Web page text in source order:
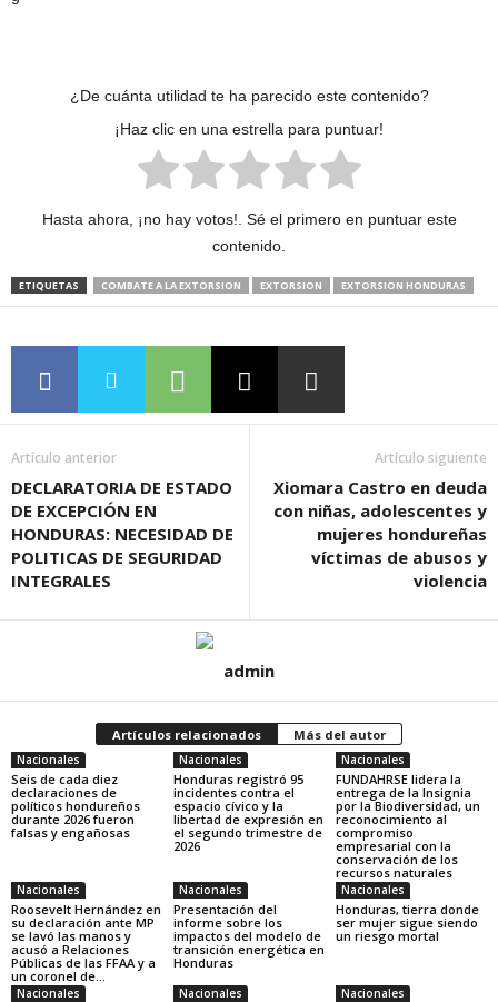
¿De cuánta utilidad te ha parecido este contenido?
¡Haz clic en una estrella para puntuar!
Hasta ahora, ¡no hay votos!. Sé el primero en puntuar este
contenido.
ETIQUETAS COMBATE A LA EXTORSION EXTORSION EXTORSION HONDURAS
Artículo anterior
DECLARATORIA DE ESTADO
DE EXCEPCIÓN EN
HONDURAS: NECESIDAD DE
POLITICAS DE SEGURIDAD
INTEGRALES
Artículo siguiente
Xiomara Castro en deuda
con niñas, adolescentes y
mujeres hondureñas
víctimas de abusos y
violencia
admin
Artículos relacionados Más del autor
Nacionales
Seis de cada diez
declaraciones de
políticos hondureños
durante 2026 fueron
falsas y engañosas
Nacionales
Honduras registró 95
incidentes contra el
espacio cívico y la
libertad de expresión en
el segundo trimestre de
2026
Nacionales
FUNDAHRSE lidera la
entrega de la Insignia
por la Biodiversidad, un
reconocimiento al
compromiso
empresarial con la
conservación de los
recursos naturales
Nacionales
Roosevelt Hernández en
su declaración ante MP
se lavó las manos y
acusó a Relaciones
Públicas de las FFAA y a
un coronel de...
Nacionales
Presentación del
informe sobre los
impactos del modelo de
transición energética en
Honduras
Nacionales
Honduras, tierra donde
ser mujer sigue siendo
un riesgo mortal
Nacionales Nacionales Nacionales